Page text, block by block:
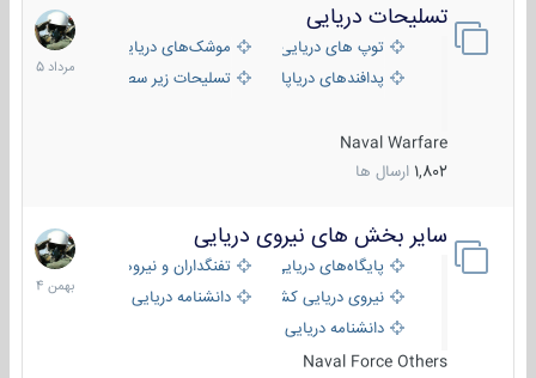
تسلیحات دریایی
توپ های دریایی
موشک‌های دریایی
پدافندهای دریاپایه
تسلیحات زیر سطحی
Naval Warfare
1,802 ارسال ها
2
مرداد
1405
سایر بخش های نیروی دریایی
پایگاه‌های دریایی
تفنگداران و نیروهای ویژه‌ی دریایی
نیروی دریایی کشورهای مختلفدانشنامه دریایی
دانشنامه دریایی کپی
Naval Force Others
22
بهمن
1404